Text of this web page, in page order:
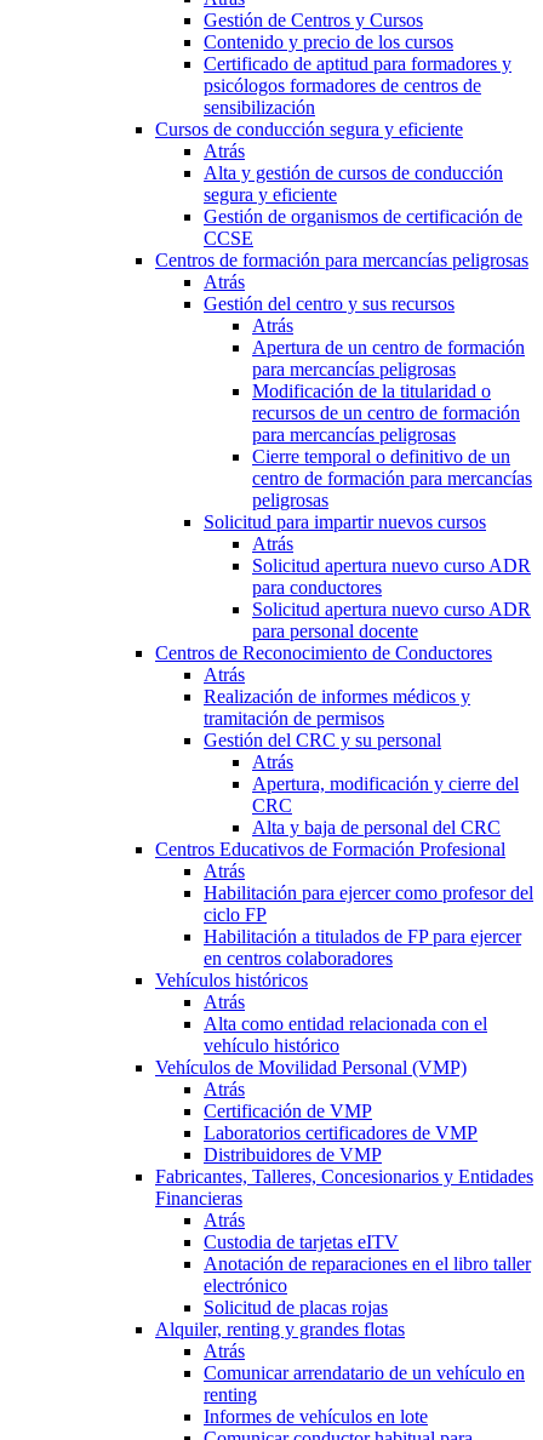
Gestión de Centros y Cursos
Contenido y precio de los cursos
Certificado de aptitud para formadores y
psicólogos formadores de centros de
sensibilización
Cursos de conducción segura y eficiente
Atrás
Alta y gestión de cursos de conducción
segura y eficiente
Gestión de organismos de certificación de
CCSE
Centros de formación para mercancías peligrosas
Atrás
Gestión del centro y sus recursos
Atrás
Apertura de un centro de formación
para mercancías peligrosas
Modificación de la titularidad o
recursos de un centro de formación
para mercancías peligrosas
Cierre temporal o definitivo de un
centro de formación para mercancías
peligrosas
Solicitud para impartir nuevos cursos
Atrás
Solicitud apertura nuevo curso ADR
para conductores
Solicitud apertura nuevo curso ADR
para personal docente
Centros de Reconocimiento de Conductores
Atrás
Realización de informes médicos y
tramitación de permisos
Gestión del CRC y su personal
Atrás
Apertura, modificación y cierre del
CRC
Alta y baja de personal del CRC
Centros Educativos de Formación Profesional
Atrás
Habilitación para ejercer como profesor del
ciclo FP
Habilitación a titulados de FP para ejercer
en centros colaboradores
Vehículos históricos
Atrás
Alta como entidad relacionada con el
vehículo histórico
Vehículos de Movilidad Personal (VMP)
Atrás
Certificación de VMP
Laboratorios certificadores de VMP
Distribuidores de VMP
Fabricantes, Talleres, Concesionarios y Entidades
Financieras
Atrás
Custodia de tarjetas eITV
Anotación de reparaciones en el libro taller
electrónico
Solicitud de placas rojas
Alquiler, renting y grandes flotas
Atrás
Comunicar arrendatario de un vehículo en
renting
Informes de vehículos en lote